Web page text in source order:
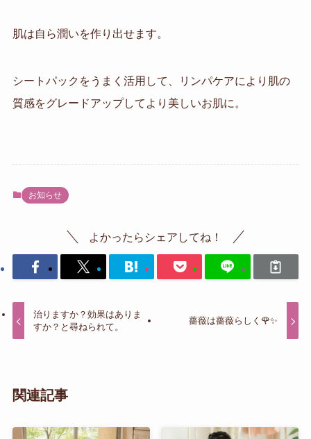
肌は自ら潤いを作り出せます。
シートパックをうまく活用して、リンパケアにより肌の
質感をグレードアップしてより美しいお肌に。
お知らせ
よかったらシェアしてね！
治りますか？効果はありま
すか？と尋ねられて。
薔薇は薔薇らしく🌹✨
関連記事